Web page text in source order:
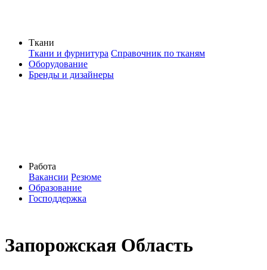
Ткани
Ткани и фурнитура Справочник по тканям
Оборудование
Бренды и дизайнеры
Работа
Вакансии Резюме
Образование
Господдержка
Запорожская Область